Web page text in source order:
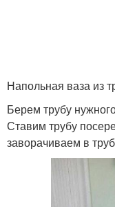
Напольная ваза из
Берем трубу
Ставим трубу
заворачиваем в